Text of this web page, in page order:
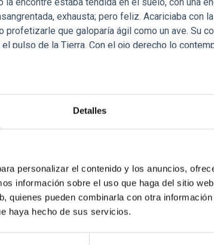
Detalles
personalizar el contenido y los anuncios,
información sobre el uso que haga del sitio
quienes pueden combinarla con otra
haya hecho de sus servicios.
exhausta; pero feliz. Acariciaba con
profetizarle que galoparía ágil como un ave. Su
pulso de la Tierra. Con el ojo derecho lo